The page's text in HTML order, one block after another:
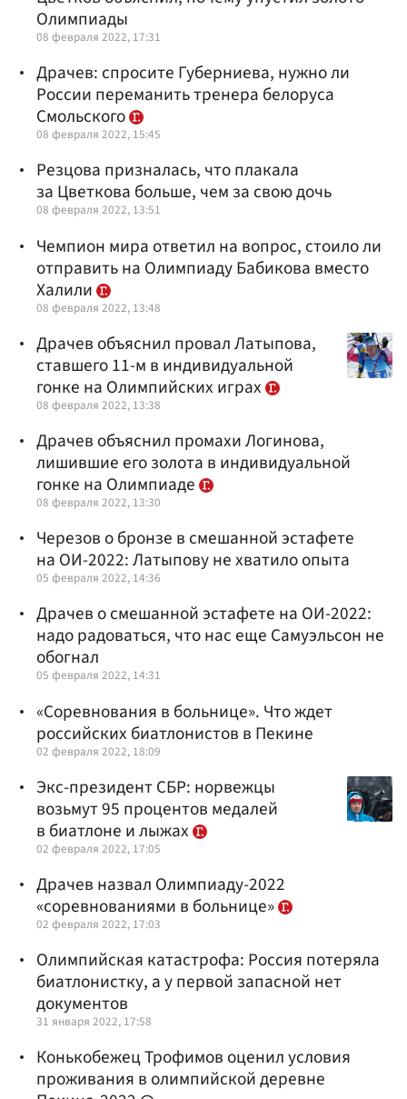
Олимпиады
08 февраля 2022, 17:31
Драчев: спросите Губерниева, нужно ли
России переманить тренера белоруса
Смольского
08 февраля 2022, 15:45
Резцова призналась, что плакала
за Цветкова больше, чем за свою дочь
08 февраля 2022, 13:51
Чемпион мира ответил на вопрос, стоило ли
отправить на Олимпиаду Бабикова вместо
Халили
08 февраля 2022, 13:48
Драчев объяснил провал Латыпова,
ставшего 11-м в индивидуальной
гонке на Олимпийских играх
08 февраля 2022, 13:38
Драчев объяснил промахи Логинова,
лишившие его золота в индивидуальной
гонке на Олимпиаде
08 февраля 2022, 13:30
Черезов о бронзе в смешанной эстафете
на ОИ-2022: Латыпову не хватило опыта
05 февраля 2022, 14:36
Драчев о смешанной эстафете на ОИ-2022:
надо радоваться, что нас еще Самуэльсон не
обогнал
05 февраля 2022, 14:31
«Соревнования в больнице». Что ждет
российских биатлонистов в Пекине
02 февраля 2022, 18:09
Экс-президент СБР: норвежцы
возьмут 95 процентов медалей
в биатлоне и лыжах
02 февраля 2022, 17:05
Драчев назвал Олимпиаду-2022
«соревнованиями в больнице»
02 февраля 2022, 17:03
Олимпийская катастрофа: Россия потеряла
биатлонистку, а у первой запасной нет
документов
31 января 2022, 17:58
Конькобежец Трофимов оценил условия
проживания в олимпийской деревне